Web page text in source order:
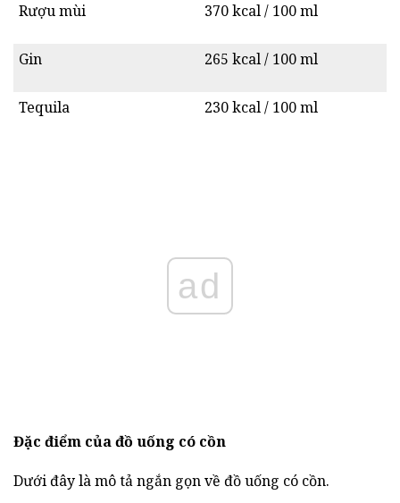
Rượu mùi 370 kcal / 100 ml
Gin 265 kcal / 100 ml
Tequila 230 kcal / 100 ml
ad
Đặc điểm của đồ uống có cồn
Dưới đây là mô tả ngắn gọn về đồ uống có cồn.